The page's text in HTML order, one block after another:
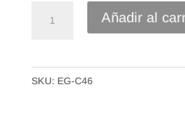
Catalán
(1.000u.)
Añadir al
SKU: EG-C46